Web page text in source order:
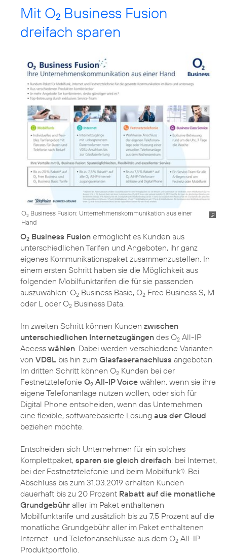
Mit O2 Business Fusion
dreifach sparen
O2 Business Fusion: Unternehmenskommunikation aus einer
Hand
O2 Business Fusion ermöglicht es Kunden aus
unterschiedlichen Tarifen und Angeboten, ihr ganz
eigenes Kommunikationspaket zusammenzustellen. In
einem ersten Schritt haben sie die Möglichkeit aus
folgenden Mobilfunktarifen die für sie passenden
auszuwählen: O2 Business Basic, O2 Free Business S, M
oder L oder O2 Business Data.
Im zweiten Schritt können Kunden zwischen
unterschiedlichen Internetzugängen des O2 All-IP
Access wählen . Dabei werden verschiedene Varianten
von VDSL bis hin zum Glasfaseranschluss angeboten.
Im dritten Schritt können O2 Kunden bei der
Festnetztelefonie O2 All-IP Voice wählen, wenn sie ihre
eigene Telefonanlage nutzen wollen, oder sich für
Digital Phone entscheiden, wenn das Unternehmen
eine flexible, softwarebasierte Lösung aus der Cloud
beziehen möchte.
Entscheiden sich Unternehmen für ein solches
Komplettpaket, sparen sie gleich dreifach: bei Internet,
bei der Festnetztelefonie und beim Mobilfunk1) . Bei
Abschluss bis zum 31.03.2019 erhalten Kunden
dauerhaft bis zu 20 Prozent Rabatt auf die monatliche
Grundgebühr aller im Paket enthaltenen
Mobilfunktarife und zusätzlich bis zu 7,5 Prozent auf die
monatliche Grundgebühr aller im Paket enthaltenen
Internet- und Telefonanschlüsse aus dem O2 All-IP
Produktportfolio.